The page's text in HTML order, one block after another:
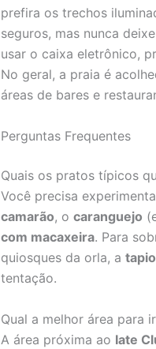
prefira os trechos
seguros, mas nunca
usar o caixa eletrônico,
No geral, a praia é
áreas de bares e
Perguntas Frequentes
Quais os pratos típicos
Você precisa
camarão, o caranguejo
com macaxeira. Para
quiosques da orla, a
tentação.
Qual a melhor área para
A área próxima ao Iate